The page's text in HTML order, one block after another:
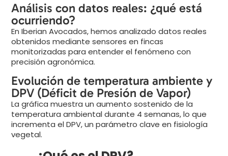
Análisis con datos reales: ¿qué está
ocurriendo?
En Iberian Avocados, hemos analizado datos reales
obtenidos mediante sensores en fincas
monitorizadas para entender el fenómeno con
precisión agronómica.
Evolución de temperatura ambiente y
DPV (Déficit de Presión de Vapor)
La gráfica muestra un aumento sostenido de la
temperatura ambiental durante 4 semanas, lo que
incrementa el DPV, un parámetro clave en fisiología
vegetal.